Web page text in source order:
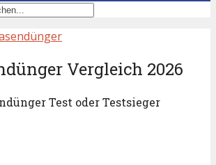
Vergleich 2026
Test oder Testsieger